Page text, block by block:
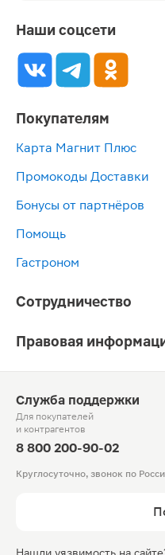
Наши соцсети
Покупателям
Карта Магнит Плюс
Промокоды Доставки
Бонусы от партнёров
Помощь
Гастроном
Сотрудничество
Правовая
Служба поддержки
Для покупателей
и контрагентов
8 800 200-90-02
Круглосуточно, звонок по
Нашли уязвимость на